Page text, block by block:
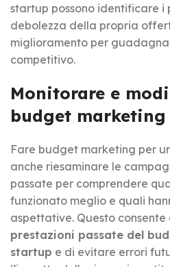
startup possono identificare i
debolezza della propria
miglioramento per
competitivo.
Monitorare e
budget
Fare budget marketing per
anche riesaminare le
passate per comprendere
funzionato meglio e quali
aspettative. Questo consente
prestazioni passate del
startup e di evitare errori